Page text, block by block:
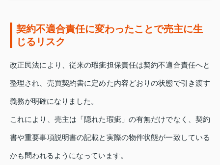
契約不適合責任に変わったことで売主に生
じるリスク
改正民法により、従来の瑕疵担保責任は契約不適合責任へと
整理され、売買契約書に定めた内容どおりの状態で引き渡す
義務が明確になりました。
これにより、売主は「隠れた瑕疵」の有無だけでなく、契約
書や重要事項説明書の記載と実際の物件状態が一致している
かも問われるようになっています。